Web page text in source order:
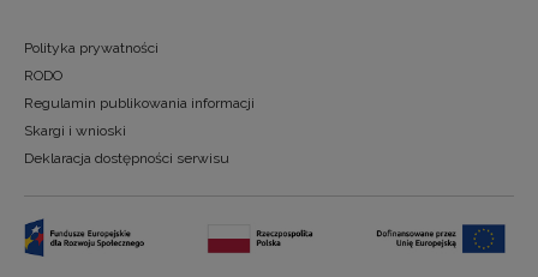
Polityka prywatności
RODO
Regulamin publikowania informacji
Skargi i wnioski
Deklaracja dostępności serwisu